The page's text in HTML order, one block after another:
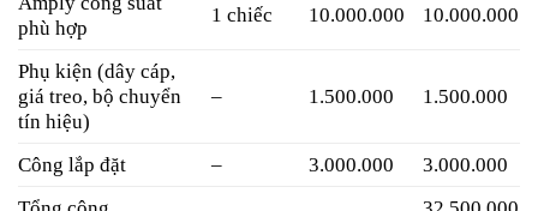
phù hợp
1 chiếc 10.000.000 10.000.000
Phụ kiện (dây cáp,
giá treo, bộ chuyển
tín hiệu)
– 1.500.000 1.500.000
Công lắp đặt – 3.000.000
3.000.000